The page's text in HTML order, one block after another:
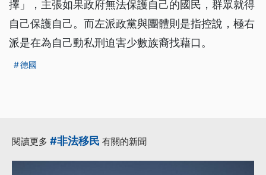
擇」，主張如果政府無法保護自己的國民，群眾就得
自己保護自己。而左派政黨與團體則是指控說，極右
派是在為自己動私刑迫害少數族裔找藉口。
德國
閱讀更多 #非法移民 有關的新聞